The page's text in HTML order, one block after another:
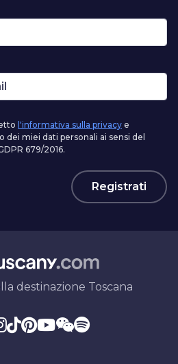
l'informativa sulla privacy e
miei dati personali ai sensi del
679/2016.
Registrati
destinazione Toscana